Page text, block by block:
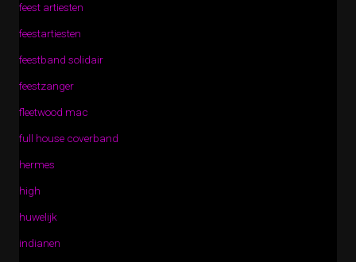
feest artiesten
feestartiesten
feestband solidair
feestzanger
fleetwood mac
full house coverband
hermes
high
huwelijk
indianen